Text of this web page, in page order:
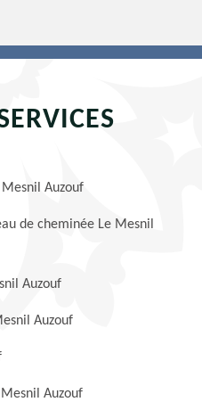
Auzouf
de cheminée Le Mesnil
Auzouf
Auzouf
Auzouf